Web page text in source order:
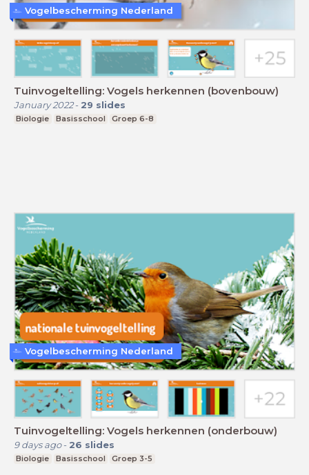
Tuinvogeltelling: Vogels herkennen (bovenbouw)
January 2022- 29 slides
Biologie Basisschool Groep 6-8
Vogelbescherming Nederland
Tuinvogeltelling: Vogels herkennen (onderbouw)
9 days ago- 26 slides
Biologie Basisschool Groep 3-5
Vogelbescherming Nederland